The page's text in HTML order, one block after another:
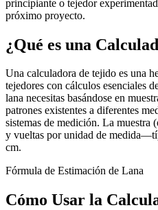
principiante o tejedor
próximo proyecto.
¿Qué es una
Una calculadora de tejido es una
tejedores con cálculos esenciales
lana necesitas basándose en
patrones existentes a diferentes
sistemas de medición. La muestra
y vueltas por unidad de
cm.
Fórmula de Estimación de Lana
Cómo Usar la